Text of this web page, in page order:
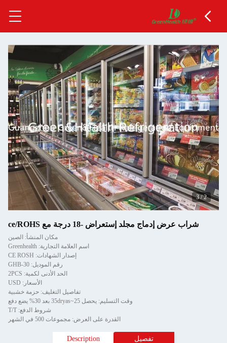
2
/
3
شراب عرض إدماج مجلد إستعراض -18 درجة مع ce/ROHS
مكان المنشأ: الصين
اسم العلامة التجارية: Greenhealth
إصدار الشهادات: CE ROSH
رقم الموديل: GHB-30
الحد الأدنى لكمية: 2PCS
الأسعار: USD
تفاصيل التغليف: حزمة خشبية
وقت التسليم: يحصل 25~35dryas بعد 30% يضع دفع
شروط الدفع: T/T
القدرة على العرض: مجموعات 500 في الشهر
تفصيل Description